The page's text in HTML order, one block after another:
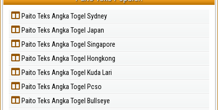
Paito Teks Angka Togel Sydney
Paito Teks Angka Togel Japan
Paito Teks Angka Togel Singapore
Paito Teks Angka Togel Hongkong
Paito Teks Angka Togel Kuda Lari
Paito Teks Angka Togel Pcso
Paito Teks Angka Togel Bullseye